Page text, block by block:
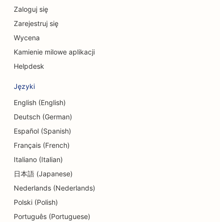
SEO dla usług wymiany walut
SEO dla chirurgów czaszkowo-twarzowych
SEO dla unii kredytowych
SEO dla sklepów z babeczkami
SEO dla studiów tańca
SEO dla ośrodków opieki dziennej
SEO dla usług doradztwa w zakresie zadłużenia
SEO dla klinik dentystycznych
SEO dla delikatesów
SEO dla restauracji
SEO dla usług dermabrazji
Zaloguj się
Zarejestruj się
Wycena
Kamienie milowe aplikacji
Helpdesk
Języki
English (English)
Deutsch (German)
Español (Spanish)
Français (French)
Italiano (Italian)
日本語 (Japanese)
Nederlands (Nederlands)
Polski (Polish)
Português (Portuguese)